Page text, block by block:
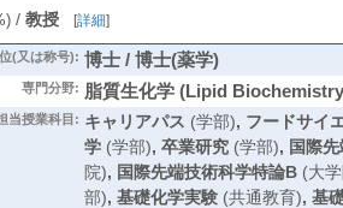
/ 教授 [詳細]
(又は称号): 博士 / 博士(薬学)
専門分野: 脂質生化学 (Lipid
当授業科目: キャリアパス (学部), フードサイ
学(学部), 卒業研究(学部), 国際
院), 国際先端技術科学特論B(大学
部), 基礎化学実験(共通教育), 基